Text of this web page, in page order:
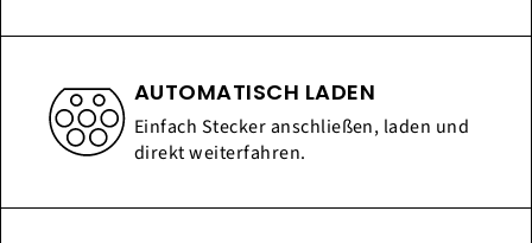
AUTOMATISCH LADEN
Einfach Stecker anschließen, laden und
direkt weiterfahren.